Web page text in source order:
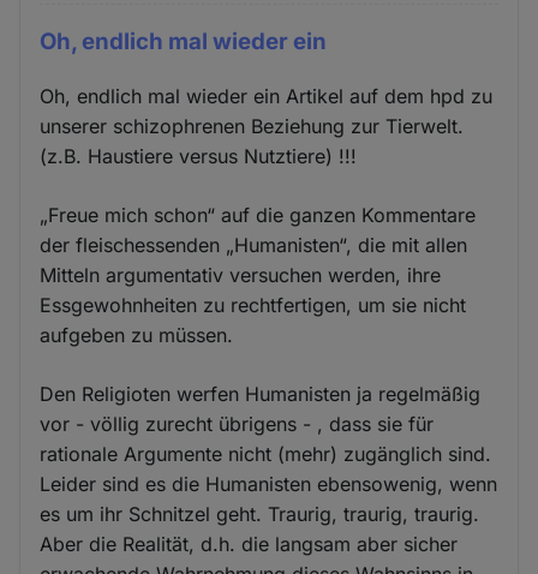
Oh, endlich mal wieder ein
Oh, endlich mal wieder ein Artikel auf dem hpd zu
unserer schizophrenen Beziehung zur Tierwelt.
(z.B. Haustiere versus Nutztiere) !!!
„Freue mich schon“ auf die ganzen Kommentare
der fleischessenden „Humanisten“, die mit allen
Mitteln argumentativ versuchen werden, ihre
Essgewohnheiten zu rechtfertigen, um sie nicht
aufgeben zu müssen.
Den Religioten werfen Humanisten ja regelmäßig
vor - völlig zurecht übrigens - , dass sie für
rationale Argumente nicht (mehr) zugänglich sind.
Leider sind es die Humanisten ebensowenig, wenn
es um ihr Schnitzel geht. Traurig, traurig, traurig.
Aber die Realität, d.h. die langsam aber sicher